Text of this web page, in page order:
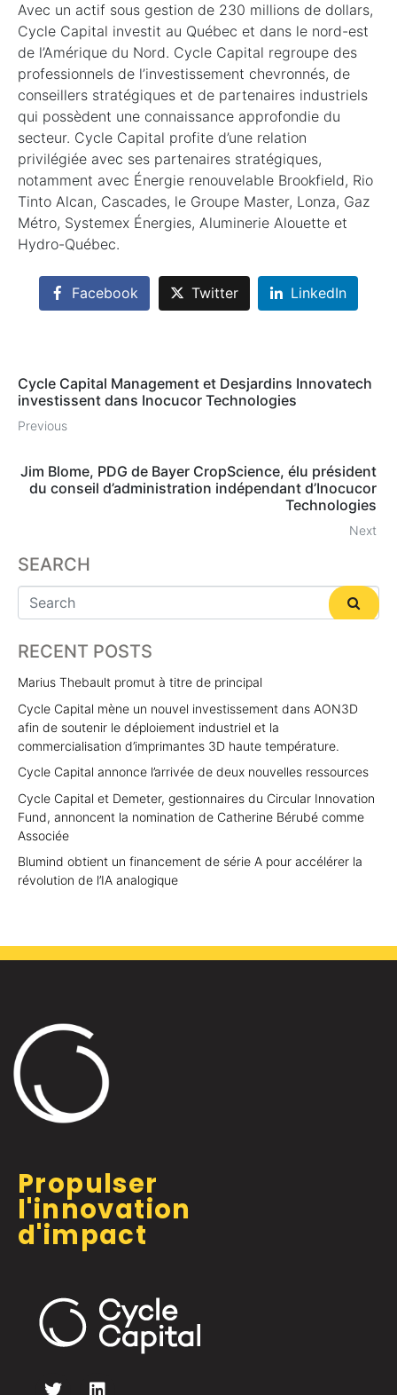
Avec un actif sous gestion de 230 millions de dollars,
Cycle Capital investit au Québec et dans le nord-est
de l’Amérique du Nord. Cycle Capital regroupe des
professionnels de l’investissement chevronnés, de
conseillers stratégiques et de partenaires industriels
qui possèdent une connaissance approfondie du
secteur. Cycle Capital profite d’une relation
privilégiée avec ses partenaires stratégiques,
notamment avec Énergie renouvelable Brookfield, Rio
Tinto Alcan, Cascades, le Groupe Master, Lonza, Gaz
Métro, Systemex Énergies, Aluminerie Alouette et
Hydro-Québec.
Facebook Twitter LinkedIn
Cycle Capital Management et Desjardins Innovatech
investissent dans Inocucor Technologies
Previous
Jim Blome, PDG de Bayer CropScience, élu président
du conseil d’administration indépendant d’Inocucor
Technologies
Next
SEARCH
RECENT POSTS
Marius Thebault promut à titre de principal
Cycle Capital mène un nouvel investissement dans AON3D
afin de soutenir le déploiement industriel et la
commercialisation d’imprimantes 3D haute température.
Cycle Capital annonce l’arrivée de deux nouvelles ressources
Cycle Capital et Demeter, gestionnaires du Circular Innovation
Fund, annoncent la nomination de Catherine Bérubé comme
Associée
Blumind obtient un financement de série A pour accélérer la
révolution de l’IA analogique
Propulser
l'innovation
d'impact